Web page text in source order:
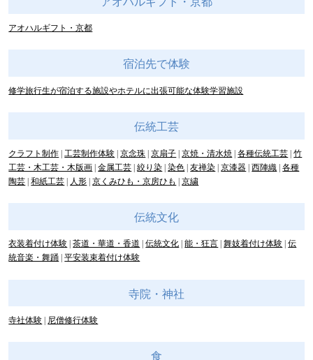
アオハルギフト・京都
宿泊先で体験
修学旅行生が宿泊する施設やホテルに出張可能な体験学習施設
伝統工芸
クラフト制作 工芸制作体験 京念珠 京扇子 京焼・清水焼 各種伝統工芸 竹
工芸・木工芸・木版画 金属工芸 絞り染 染色 友禅染 京漆器 西陣織 各種
陶芸 和紙工芸 人形 京くみひも・京房ひも 京繍
伝統文化
衣装着付け体験 茶道・華道・香道 伝統文化 能・狂言 舞妓着付け体験 伝
統音楽・舞踊 平安装束着付け体験
寺院・神社
寺社体験 尼僧修行体験
食